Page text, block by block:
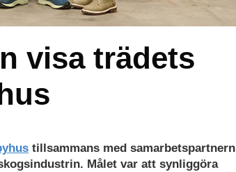
visa trädets
tillsammans med samarbetspartnern
Målet var att synliggöra